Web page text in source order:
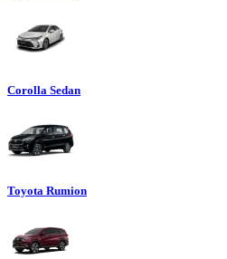
Corolla Sedan
Toyota Rumion